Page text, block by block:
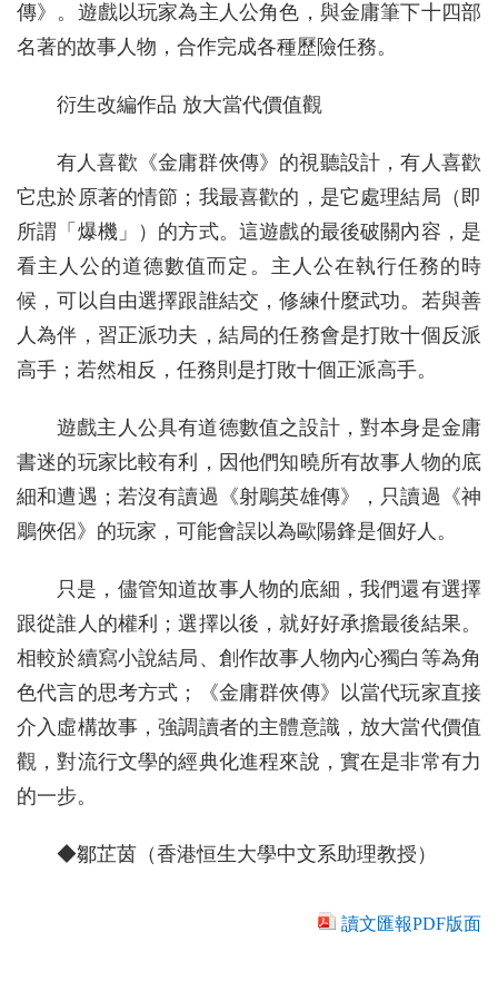
傳》。遊戲以玩家為主人公角色，與金庸筆下十四部
名著的故事人物，合作完成各種歷險任務。
衍生改編作品 放大當代價值觀
有人喜歡《金庸群俠傳》的視聽設計，有人喜歡
它忠於原著的情節；我最喜歡的，是它處理結局（即
所謂「爆機」）的方式。這遊戲的最後破關內容，是
看主人公的道德數值而定。主人公在執行任務的時
候，可以自由選擇跟誰結交，修練什麼武功。若與善
人為伴，習正派功夫，結局的任務會是打敗十個反派
高手；若然相反，任務則是打敗十個正派高手。
遊戲主人公具有道德數值之設計，對本身是金庸
書迷的玩家比較有利，因他們知曉所有故事人物的底
細和遭遇；若沒有讀過《射鵰英雄傳》，只讀過《神
鵰俠侶》的玩家，可能會誤以為歐陽鋒是個好人。
只是，儘管知道故事人物的底細，我們還有選擇
跟從誰人的權利；選擇以後，就好好承擔最後結果。
相較於續寫小說結局、創作故事人物內心獨白等為角
色代言的思考方式；《金庸群俠傳》以當代玩家直接
介入虛構故事，強調讀者的主體意識，放大當代價值
觀，對流行文學的經典化進程來說，實在是非常有力
的一步。
◆鄒芷茵（香港恒生大學中文系助理教授）
讀文匯報PDF版面